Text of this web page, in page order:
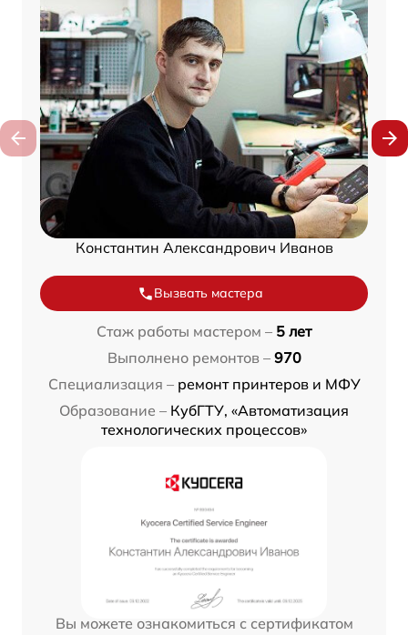
Константин Александрович Иванов
Вызвать мастера
Стаж работы мастером – 5 лет
Выполнено ремонтов – 970
Специализация – ремонт принтеров и МФУ
Образование – КубГТУ, «Автоматизация
технологических процессов»
Вы можете ознакомиться с сертификатом